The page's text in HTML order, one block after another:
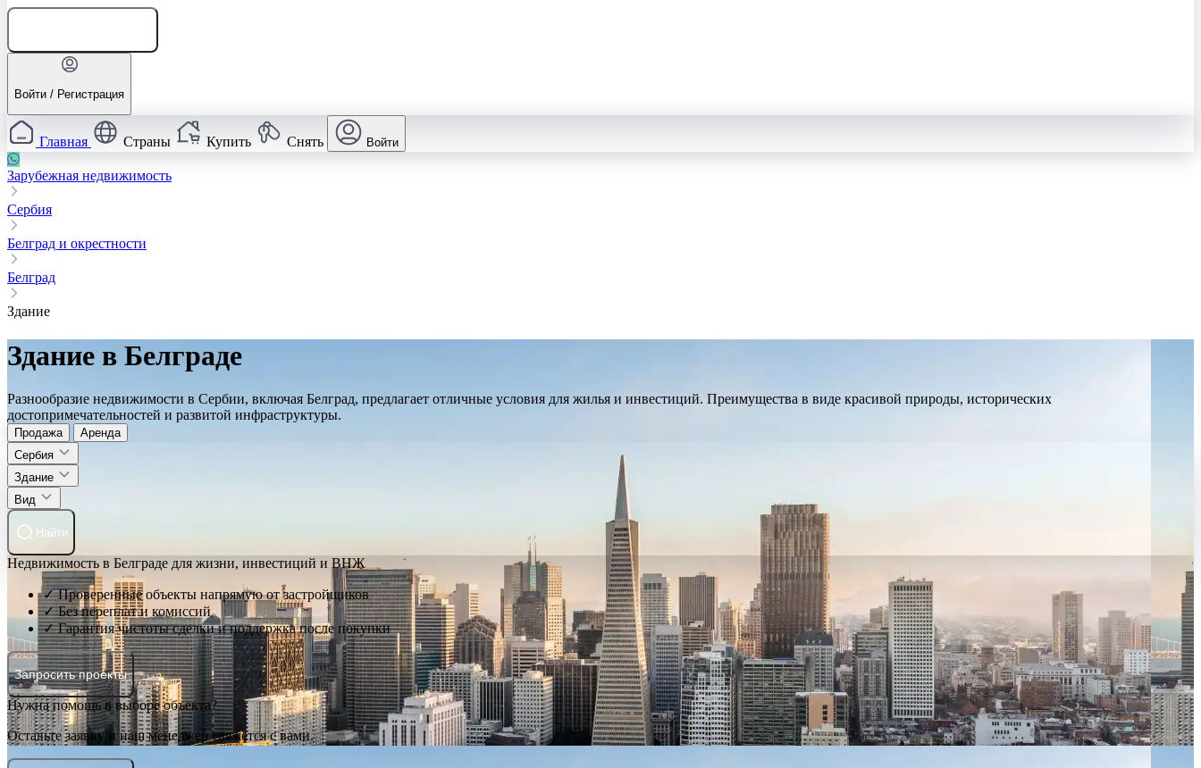
Войти / Регистрация
Главная Страны Купить Снять Войти
Зарубежная недвижимость
Сербия
Белград и окрестности
Белград
Здание
Здание в Белграде
Разнообразие недвижимости в Сербии, включая Белград, предлагает отличные условия для жилья и инвестиций. Преимущества в виде красивой природы, исторических
достопримечательностей и развитой инфраструктуры.
Продажа
Аренда
Сербия
Здание
Вид
Найти
Недвижимость в Белграде для жизни, инвестиций и ВНЖ
✓ Проверенные объекты напрямую от застройщиков
✓ Без переплат и комиссий
✓ Гарантия чистоты сделки и поддержка после покупки
Запросить проекты
Нужна помощь в выборе объекта?
Оставьте заявку и наш менеджер свяжется с вами.